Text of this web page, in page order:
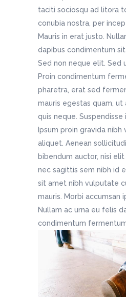
taciti sociosqu ad litora
conubia nostra, per
Mauris in erat justo.
dapibus condimentum
Sed non neque elit. Sed
Proin condimentum
pharetra, erat sed
mauris egestas quam, ut
quis neque.
Ipsum proin gravida
aliquet. Aenean
bibendum auctor, nisi
nec sagittis sem nibh id
sit amet nibh vulputate
mauris. Morbi accumsan
Nullam ac urna eu felis
condimentum